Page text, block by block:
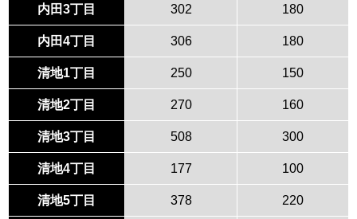
内田3丁目 302 180
内田4丁目 306 180
清地1丁目 250 150
清地2丁目 270 160
清地3丁目 508 300
清地4丁目 177 100
清地5丁目 378 220